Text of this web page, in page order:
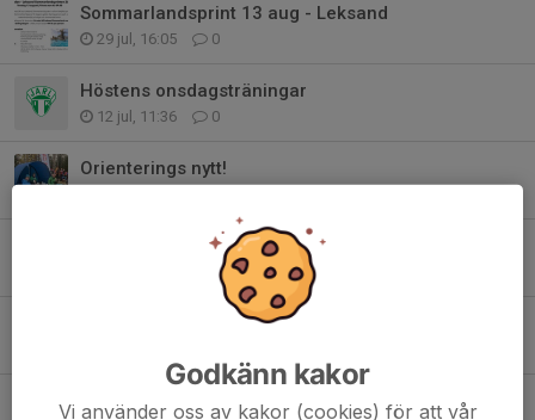
Sommarlandsprint 13 aug - Leksand
29 jul, 16:05 0
Höstens onsdagsträningar
12 jul, 11:36 0
Orienterings nytt!
Kartor efter dagens orienteringsträning 10 juni
0
Kartor efter dagens träning 3 juni.
Träning 27 maj . Överblivna kartor i brevlådan.
Godkänn kakor
Vi använder oss av kakor (cookies) för att vår